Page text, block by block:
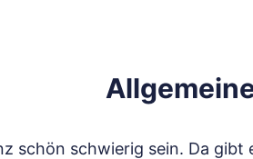
schön schwierig sein. Da